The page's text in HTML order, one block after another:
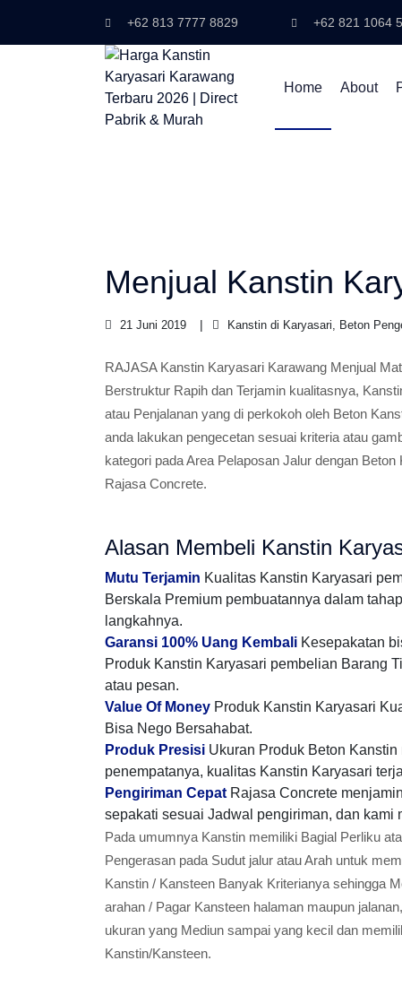
+62 813 7777 8829 +62 821 1064
Home About
Menjual Kanstin
21 Juni 2019 Kanstin di Karyasari, Beton
RAJASA Kanstin Karyasari Karawang Menjual
Berstruktur Rapih dan Terjamin kualitasnya,
atau Penjalanan yang di perkokoh oleh Beton
anda lakukan pengecetan sesuai kriteria atau
kategori pada Area Pelaposan Jalur dengan
Rajasa Concrete.
Alasan Membeli Kanstin
Mutu Terjamin Kualitas Kanstin Karyasari
Berskala Premium pembuatannya dalam
langkahnya.
Garansi 100% Uang Kembali Kesepakatan
Produk Kanstin Karyasari pembelian Barang
atau pesan.
Value Of Money Produk Kanstin Karyasari
Bisa Nego Bersahabat.
Produk Presisi Ukuran Produk Beton
penempatanya, kualitas Kanstin Karyasari
Pengiriman Cepat Rajasa Concrete
sepakati sesuai Jadwal pengiriman, dan
Pada umumnya Kanstin memiliki Bagial Perliku
Pengerasan pada Sudut jalur atau Arah untuk
Kanstin / Kansteen Banyak Kriterianya sehingga
arahan / Pagar Kansteen halaman maupun
ukuran yang Mediun sampai yang kecil dan
Kanstin/Kansteen.